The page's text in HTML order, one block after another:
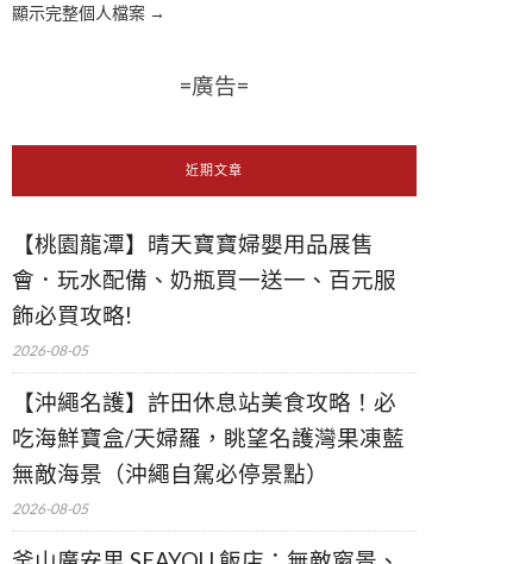
顯示完整個人檔案 →
=廣告=
近期文章
【桃園龍潭】晴天寶寶婦嬰用品展售
會．玩水配備、奶瓶買一送一、百元服
飾必買攻略!
2026-08-05
【沖繩名護】許田休息站美食攻略！必
吃海鮮寶盒/天婦羅，眺望名護灣果凍藍
無敵海景（沖繩自駕必停景點）
2026-08-05